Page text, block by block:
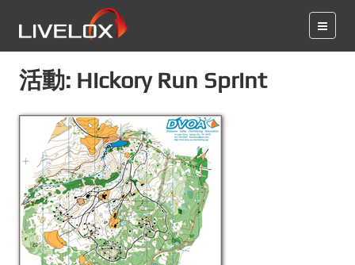
活動: Hickory Run Sprint